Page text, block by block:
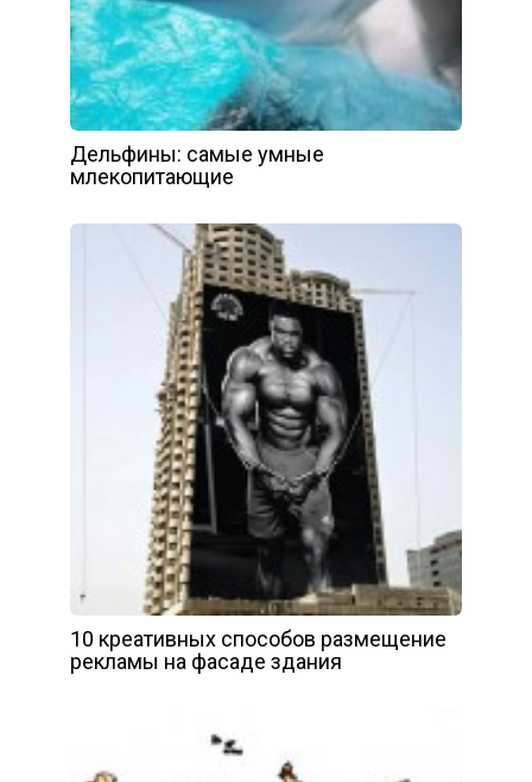
Дельфины: самые умные
млекопитающие
10 креативных способов размещение
рекламы на фасаде здания